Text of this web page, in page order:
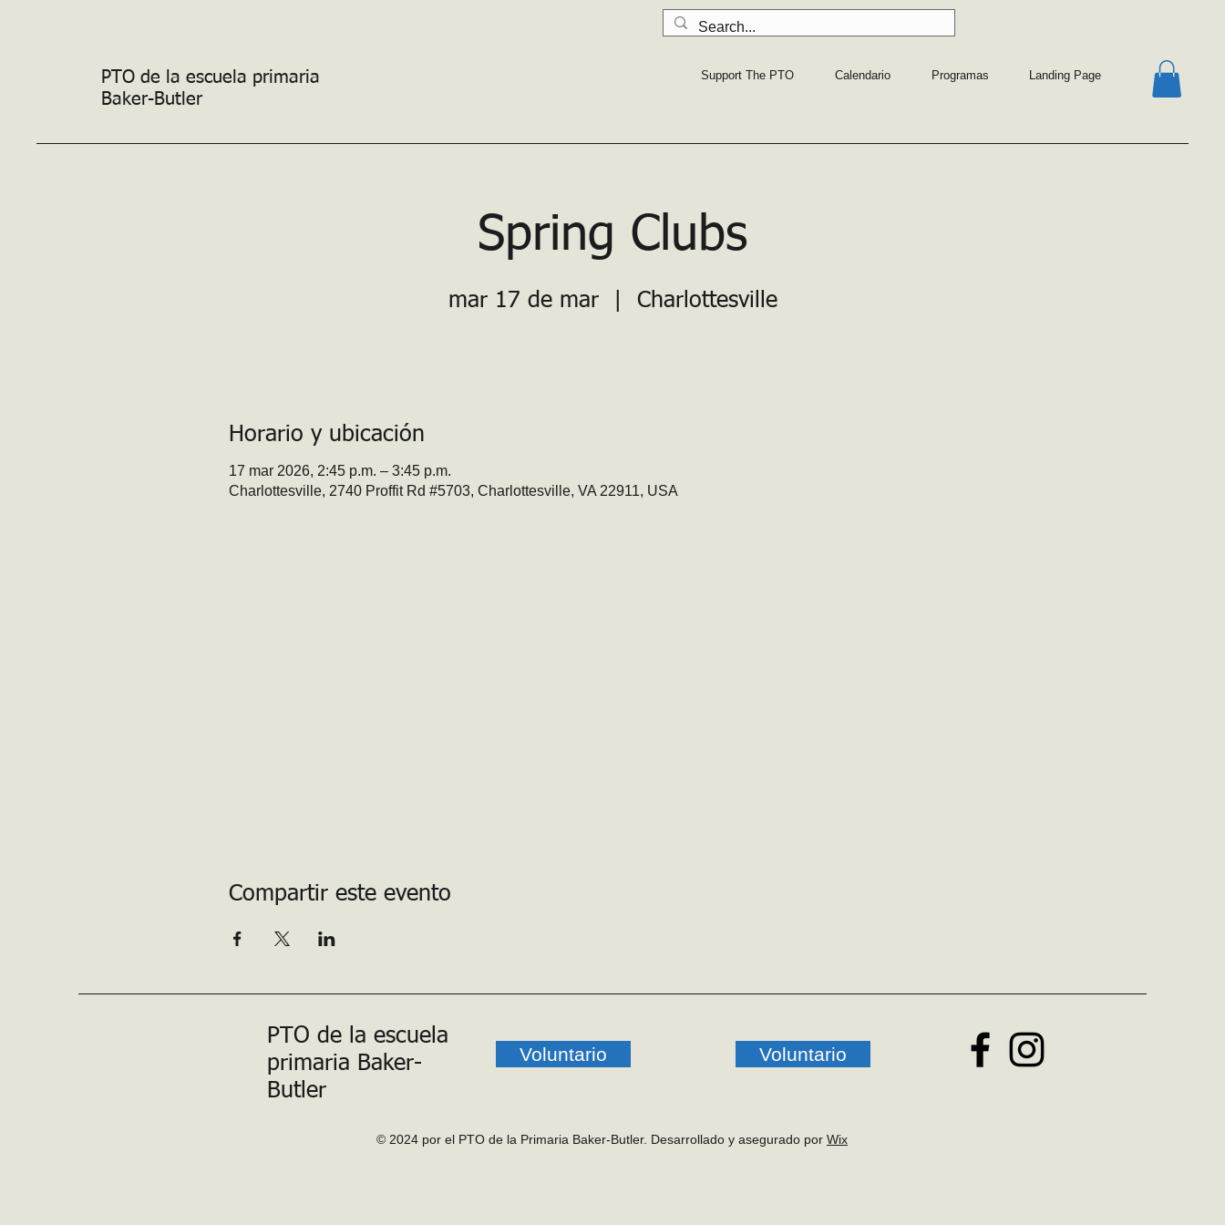
PTO de la escuela primaria
Baker-Butler
Support The PTO Calendario Programas Landing Page
LA SEGURIDAD PRIMERO: Lea todo sobre nuestros protocolos y planes de estudio
Spring Clubs
mar 17 de mar
  |
Charlottesville
Horario y ubicación
17 mar 2026, 2:45 p.m. – 3:45 p.m.
Charlottesville, 2740 Proffit Rd #5703, Charlottesville, VA 22911, USA
Compartir este evento
PTO de la escuela
primaria Baker-
Butler
Voluntario Voluntario
© 2024 por el PTO de la Primaria Baker-Butler. Desarrollado y asegurado por Wix